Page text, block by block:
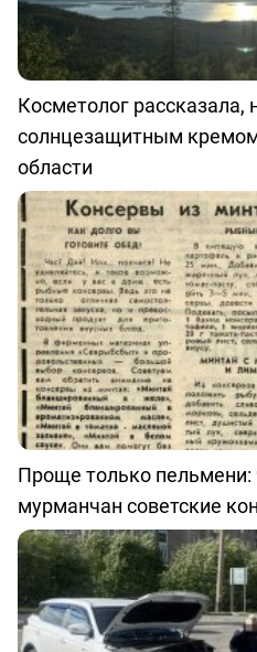
Косметолог рассказала,
солнцезащитным
области
Проще только пельмени:
мурманчан советские